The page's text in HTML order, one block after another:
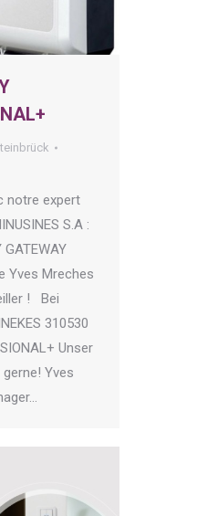
notre expert
S.A :
GATEWAY
Yves Mreches
! Bei
310530
Unser
Yves